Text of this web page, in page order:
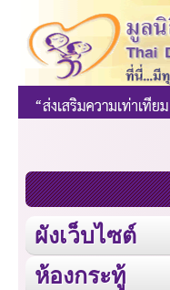
ผังเว็บไซต์
ห้องกระทู้